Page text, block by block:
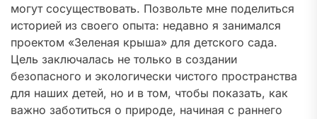
могут сосуществовать. Позвольте мне поделиться
историей из своего опыта: недавно я занимался
проектом «Зеленая крыша» для детского сада.
Цель заключалась не только в создании
безопасного и экологически чистого пространства
для наших детей, но и в том, чтобы показать, как
важно заботиться о природе, начиная с раннего